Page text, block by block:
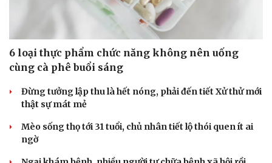
Thông tin doanh nghiệp
Sành điệu
Tin Công nghệ
Trải nghiệm
6 loại thực phẩm chức năng không nên uống
cùng cà phê buổi sáng
Đừng tưởng lập thu là hết nóng, phải đến tiết Xử thử mới
thật sự mát mẻ
Mèo sống thọ tới 31 tuổi, chủ nhân tiết lộ thói quen ít ai
ngờ